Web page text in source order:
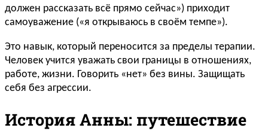
должен рассказать всё прямо сейчас») приходит
самоуважение («я открываюсь в своём темпе»).
Это навык, который переносится за пределы терапии.
Человек учится уважать свои границы в отношениях,
работе, жизни. Говорить «нет» без вины. Защищать
себя без агрессии.
История Анны: путешествие